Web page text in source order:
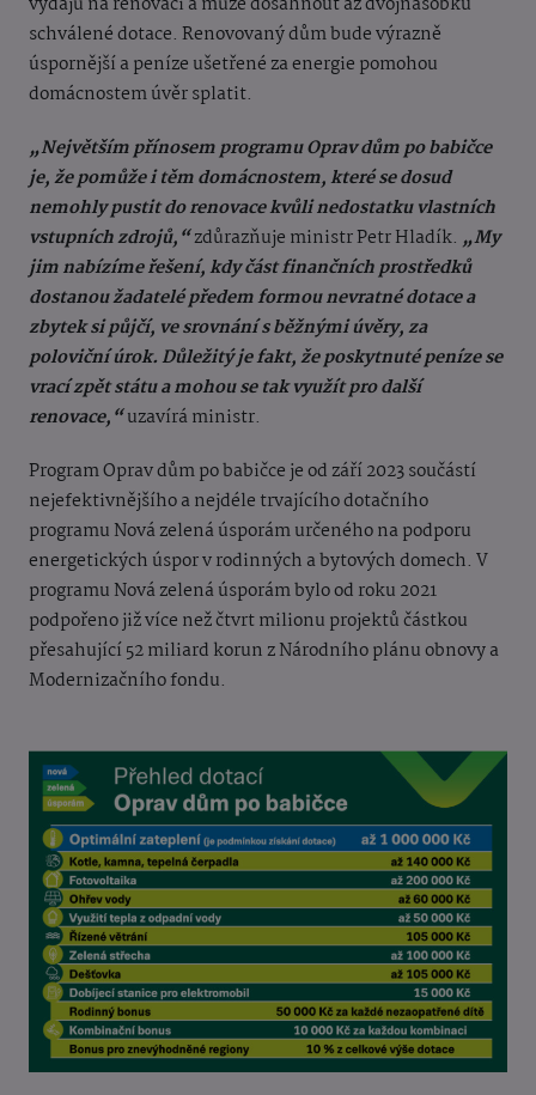
schválené dotace. Renovovaný dům bude výrazně
úspornější a peníze ušetřené za energie pomohou
domácnostem úvěr splatit.
„Největším přínosem programu Oprav dům po babičce
je, že pomůže i těm domácnostem, které se dosud
nemohly pustit do renovace kvůli nedostatku vlastních
vstupních zdrojů,“zdůrazňuje ministr Petr Hladík. „My
jim nabízíme řešení, kdy část finančních prostředků
dostanou žadatelé předem formou nevratné dotace a
zbytek si půjčí, ve srovnání s běžnými úvěry, za
poloviční úrok. Důležitý je fakt, že poskytnuté peníze se
vrací zpět státu a mohou se tak využít pro další
renovace,“uzavírá ministr.
Program Oprav dům po babičce je od září 2023 součástí
nejefektivnějšího a nejdéle trvajícího dotačního
programu Nová zelená úsporám určeného na podporu
energetických úspor v rodinných a bytových domech. V
programu Nová zelená úsporám bylo od roku 2021
podpořeno již více než čtvrt milionu projektů částkou
přesahující 52 miliard korun z Národního plánu obnovy a
Modernizačního fondu.